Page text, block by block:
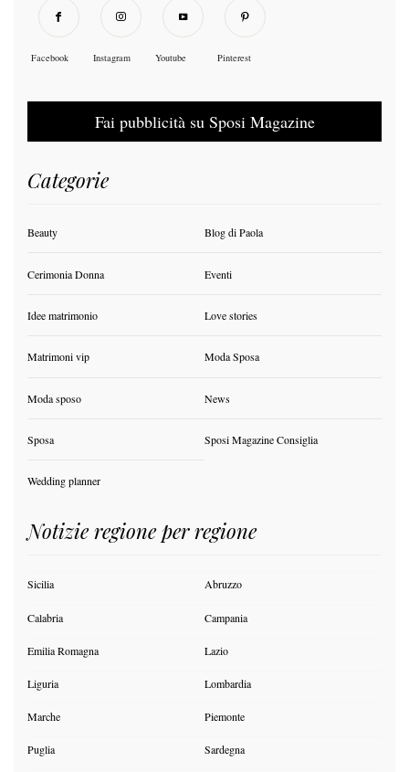
Facebook Instagram Youtube Pinterest
Fai pubblicità su Sposi Magazine
Categorie
Beauty Blog di Paola
Cerimonia Donna Eventi
Idee matrimonio Love stories
Matrimoni vip Moda Sposa
Moda sposo News
Sposa Sposi Magazine Consiglia
Wedding planner
Notizie regione per regione
Sicilia Abruzzo
Calabria Campania
Emilia Romagna Lazio
Liguria Lombardia
Marche Piemonte
Puglia Sardegna